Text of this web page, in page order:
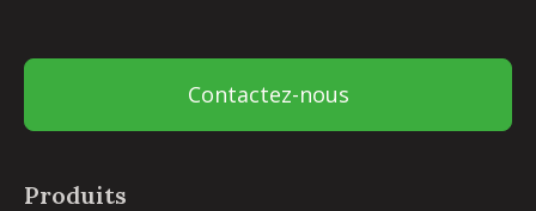
Contactez-nous
Produits